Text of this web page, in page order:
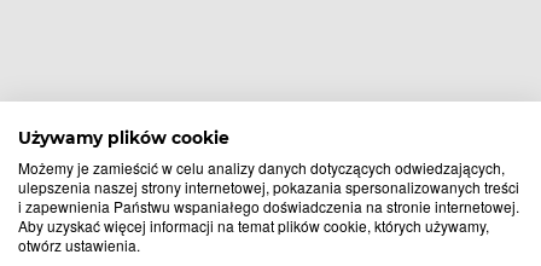
Używamy plików cookie
Możemy je zamieścić w celu analizy danych dotyczących odwiedzających,
ulepszenia naszej strony internetowej, pokazania spersonalizowanych treści
i zapewnienia Państwu wspaniałego doświadczenia na stronie internetowej.
Aby uzyskać więcej informacji na temat plików cookie, których używamy,
otwórz ustawienia.